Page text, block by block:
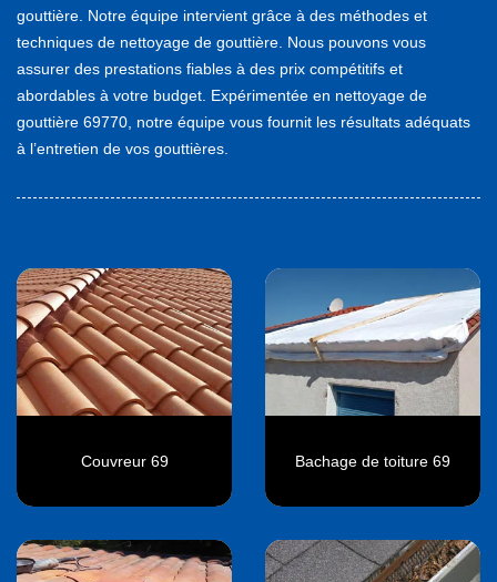
gouttière. Notre équipe intervient grâce à des méthodes et
techniques de nettoyage de gouttière. Nous pouvons vous
assurer des prestations fiables à des prix compétitifs et
abordables à votre budget. Expérimentée en nettoyage de
gouttière 69770, notre équipe vous fournit les résultats adéquats
à l’entretien de vos gouttières.
Couvreur 69 Bachage de toiture 69